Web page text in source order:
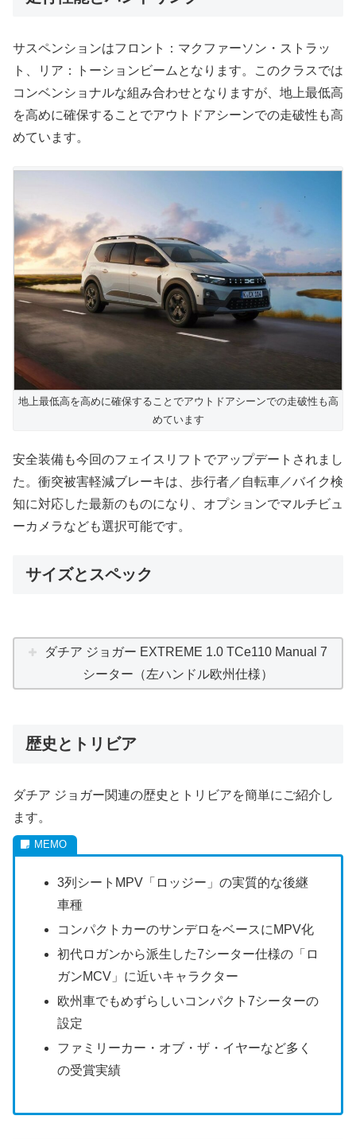
サスペンションはフロント：マクファーソン・ストラッ
ト、リア：トーションビームとなります。このクラスでは
コンベンショナルな組み合わせとなりますが、地上最低高
を高めに確保することでアウトドアシーンでの走破性も高
めています。
地上最低高を高めに確保することでアウトドアシーンでの走破性も高
めています
安全装備も今回のフェイスリフトでアップデートされまし
た。衝突被害軽減ブレーキは、歩行者／自転車／バイク検
知に対応した最新のものになり、オプションでマルチビュ
ーカメラなども選択可能です。
サイズとスペック
ダチア ジョガー EXTREME 1.0 TCe110 Manual 7
シーター（左ハンドル欧州仕様）
歴史とトリビア
ダチア ジョガー関連の歴史とトリビアを簡単にご紹介し
ます。
3列シートMPV「ロッジー」の実質的な後継
車種
コンパクトカーのサンデロをベースにMPV化
初代ロガンから派生した7シーター仕様の「ロ
ガンMCV」に近いキャラクター
欧州車でもめずらしいコンパクト7シーターの
設定
ファミリーカー・オブ・ザ・イヤーなど多く
の受賞実績